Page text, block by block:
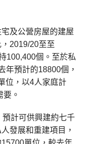
及公營房屋的建屋
2019/20至至
100,400個。至於私
年預計的18800個，
位，以4人家庭計
。
計可供興建約七千
發展和重建項目，